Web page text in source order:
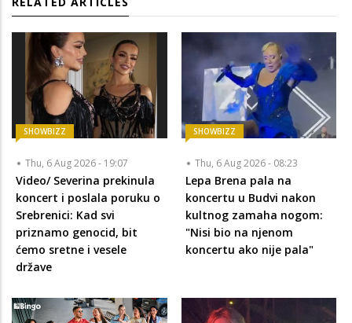
SHOWBIZZ
Thu, 6 Aug 2026 - 19:07
Video/ Severina prekinula
koncert i poslala poruku o
Srebrenici: Kad svi
priznamo genocid, bit
ćemo sretne i vesele
države
SHOWBIZZ
Thu, 6 Aug 2026 - 08:23
Lepa Brena pala na
koncertu u Budvi nakon
kultnog zamaha nogom:
"Nisi bio na njenom
koncertu ako nije pala"